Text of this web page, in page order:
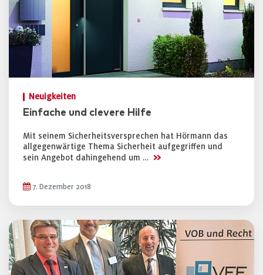
Neuigkeiten
Einfache und clevere Hilfe
Mit seinem Sicherheitsversprechen hat Hörmann das
allgegenwärtige Thema Sicherheit aufgegriffen und
sein Angebot dahingehend um … >>
7. Dezember 2018